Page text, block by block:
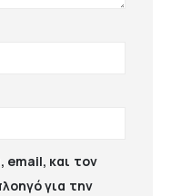
και τον
για την